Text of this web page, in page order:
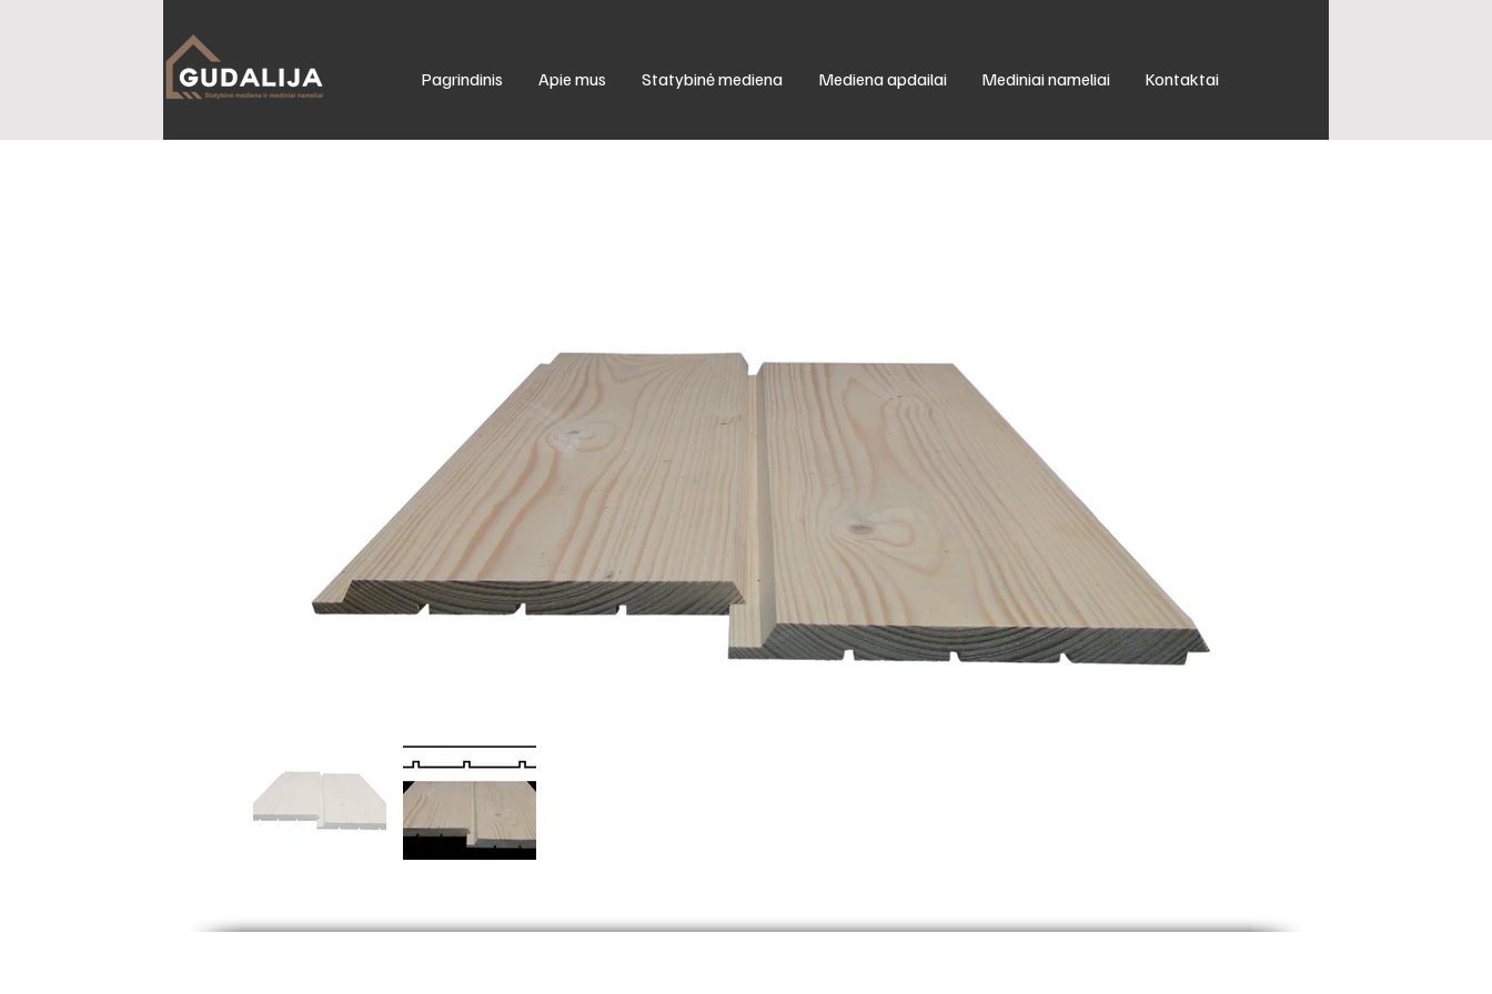
Pagrindinis Apie mus Statybinė mediena Mediena apdailai Mediniai nameliai Kontaktai